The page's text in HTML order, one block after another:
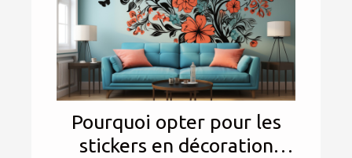
Pourquoi opter pour les
stickers en décoration